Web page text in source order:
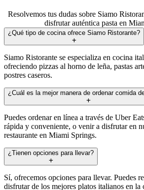
Resolvemos tus dudas sobre Siamo
disfrutar auténtica pasta en
¿Qué tipo de cocina ofrece Siamo Ristorante?
Siamo Ristorante se especializa en cocina
ofreciendo pizzas al horno de leña, pastas
postres caseros.
¿Cuál es la mejor manera de ordenar comida
Puedes ordenar en línea a través de Uber
rápida y conveniente, o venir a disfrutar en
restaurante en Miami Springs.
¿Tienen opciones para llevar?
Sí, ofrecemos opciones para llevar. Puedes
disfrutar de los mejores platos italianos en la